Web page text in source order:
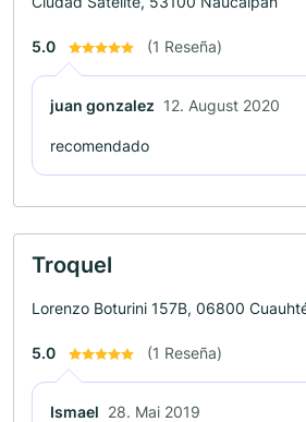
5.0 (1 Reseña)
juan gonzalez 12. August 2020
recomendado
Troquel
Lorenzo Boturini 157B, 06800
5.0 (1 Reseña)
Ismael 28. Mai 2019